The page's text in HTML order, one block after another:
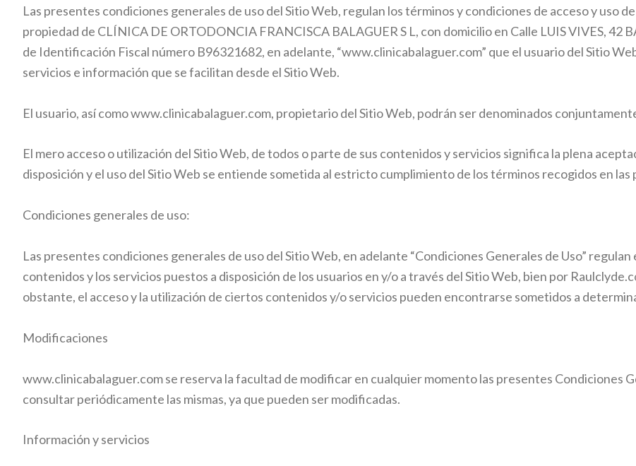
Las presentes condiciones generales de uso del Sitio Web, regulan los términos y condiciones de acceso y uso
propiedad de CLÍNICA DE ORTODONCIA FRANCISCA BALAGUER S L, con domicilio en Calle LUIS VIVES,
de Identificación Fiscal número B96321682, en adelante, “www.clinicabalaguer.com” que el usuario del Sitio
servicios e información que se facilitan desde el Sitio Web.
El usuario, así comowww.clinicabalaguer.com, propietario del Sitio Web, podrán ser denominados
El mero acceso o utilización del Sitio Web, de todos o parte de sus contenidos y servicios significa la plena
disposición y el uso del Sitio Web se entiende sometida al estricto cumplimiento de los términos recogidos en
Condiciones generales de uso:
Las presentes condiciones generales de uso del Sitio Web, en adelante “Condiciones Generales de Uso”
contenidos y los servicios puestos a disposición de los usuarios en y/o a través del Sitio Web, bien por
obstante, el acceso y la utilización de ciertos contenidos y/o servicios pueden encontrarse sometidos a
Modificaciones
www.clinicabalaguer.comse reserva la facultad de modificar en cualquier momento las presentes Condiciones
consultar periódicamente las mismas, ya que pueden ser modificadas.
Información y servicios